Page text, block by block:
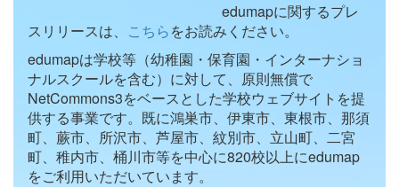
edumapに関するプレ
スリリースは、 こちらをお読みください。
edumapは学校等（幼稚園・保育園・インターナショ
ナルスクールを含む）に対して、原則無償で
NetCommons3をベースとした学校ウェブサイトを提
供する事業です。既に鴻巣市、伊東市、東根市、那須
町、蕨市、所沢市、芦屋市、紋別市、立山町、二宮
町、稚内市、桶川市等を中心に820校以上にedumap
をご利用いただいています。